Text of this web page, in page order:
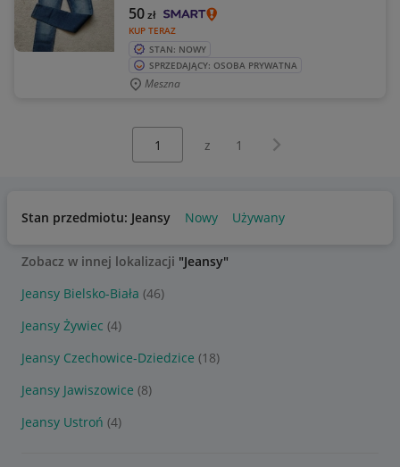
KUP TERAZ
50zł
STAN: NOWY
SPRZEDAJĄCY: OSOBA PRYWATNA
Meszna
z 1 Następna strona
Stan przedmiotu: Jeansy Nowy Używany
Zobacz w innej lokalizacji "Jeansy"
Jeansy Bielsko-Biała (46)
Jeansy Żywiec (4)
Jeansy Czechowice-Dziedzice (18)
Jeansy Jawiszowice (8)
Jeansy Ustroń (4)